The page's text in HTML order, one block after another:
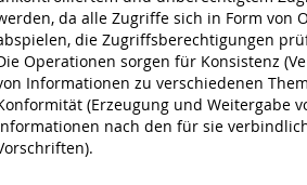
da alle Zugriffe sich in Form von
die Zugriffsberechtigungen
Operationen sorgen für Konsistenz
Informationen zu verschiedenen
(Erzeugung und Weitergabe
nach den für sie